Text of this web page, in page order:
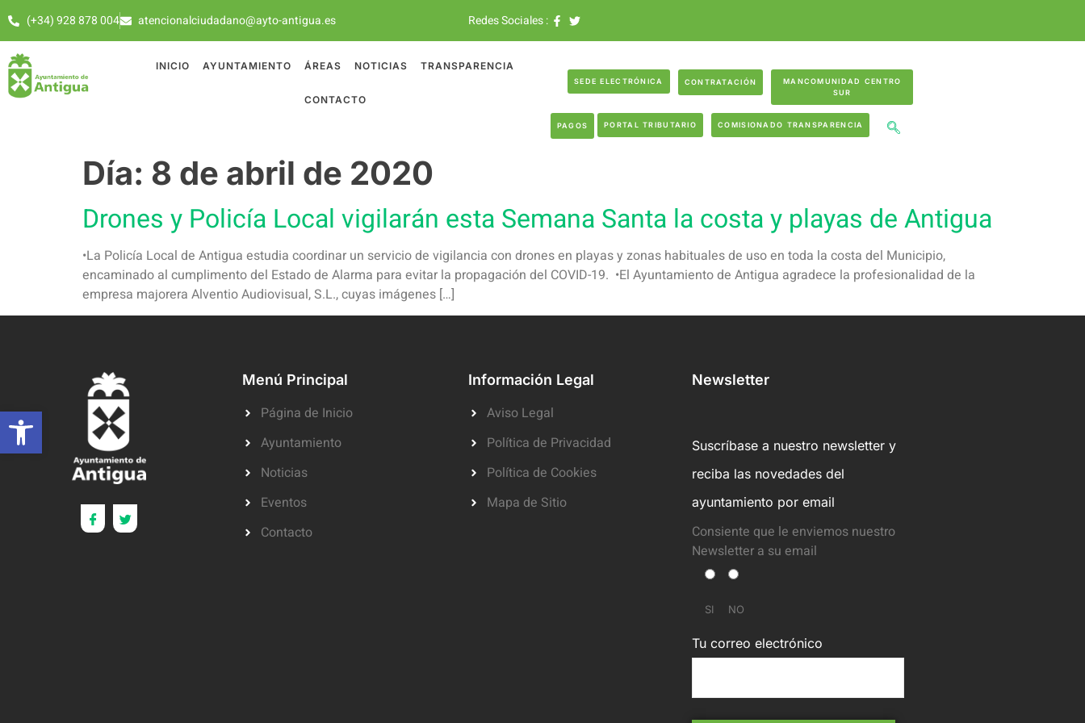
(+34) 928 878 004 atencionalciudadano@ayto-antigua.es Redes Sociales :
INICIO AYUNTAMIENTO ÁREAS NOTICIAS TRANSPARENCIA
CONTACTO
SEDE ELECTRÓNICA CONTRATACIÓN
MANCOMUNIDAD CENTRO
SUR
PAGOS PORTAL TRIBUTARIO COMISIONADO TRANSPARENCIA
Día: 8 de abril de 2020
Drones y Policía Local vigilarán esta Semana Santa la costa y playas de Antigua
•La Policía Local de Antigua estudia coordinar un servicio de vigilancia con drones en playas y zonas habituales de uso en toda la costa del Municipio,
encaminado al cumplimento del Estado de Alarma para evitar la propagación del COVID-19. •El Ayuntamiento de Antigua agradece la profesionalidad de la
empresa majorera Alventio Audiovisual, S.L., cuyas imágenes […]
Menú Principal
Página de Inicio
Ayuntamiento
Noticias
Eventos
Contacto
Información Legal
Aviso Legal
Política de Privacidad
Política de Cookies
Mapa de Sitio
Newsletter
Suscríbase a nuestro newsletter y
reciba las novedades del
ayuntamiento por email
Consiente que le enviemos nuestro
Newsletter a su email
SI NO
Tu correo electrónico
Abrir barra de herramientas